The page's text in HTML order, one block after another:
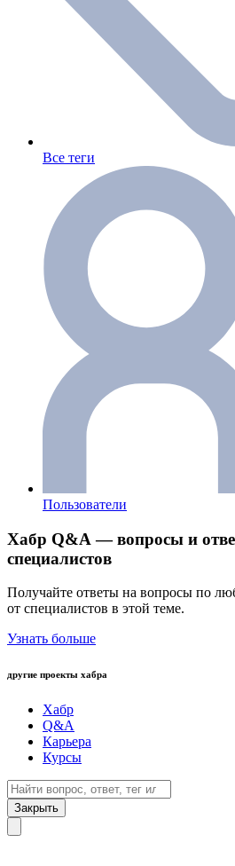
Все теги
Пользователи
Хабр Q&A — вопросы и
специалистов
Получайте ответы на вопросы по
от специалистов в этой теме.
Узнать больше
другие проекты хабра
Хабр
Q&A
Карьера
Курсы
Закрыть